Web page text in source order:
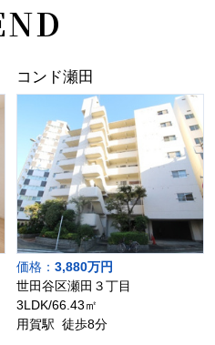
コンド瀬田
価格： 3,880万円
世田谷区瀬田３丁目
3LDK/66.43㎡
用賀駅 徒歩8分